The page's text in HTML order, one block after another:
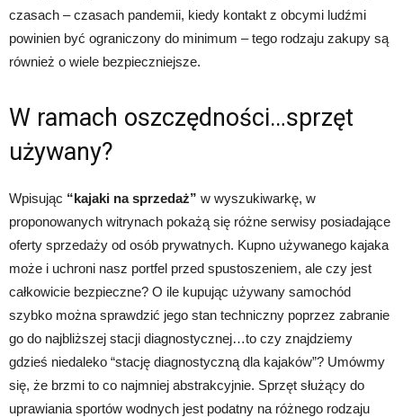
czasach – czasach pandemii, kiedy kontakt z obcymi ludźmi
powinien być ograniczony do minimum – tego rodzaju zakupy są
również o wiele bezpieczniejsze.
W ramach oszczędności…sprzęt
używany?
Wpisując “kajaki na sprzedaż” w wyszukiwarkę, w
proponowanych witrynach pokażą się różne serwisy posiadające
oferty sprzedaży od osób prywatnych. Kupno używanego kajaka
może i uchroni nasz portfel przed spustoszeniem, ale czy jest
całkowicie bezpieczne? O ile kupując używany samochód
szybko można sprawdzić jego stan techniczny poprzez zabranie
go do najbliższej stacji diagnostycznej…to czy znajdziemy
gdzieś niedaleko “stację diagnostyczną dla kajaków”? Umówmy
się, że brzmi to co najmniej abstrakcyjnie. Sprzęt służący do
uprawiania sportów wodnych jest podatny na różnego rodzaju